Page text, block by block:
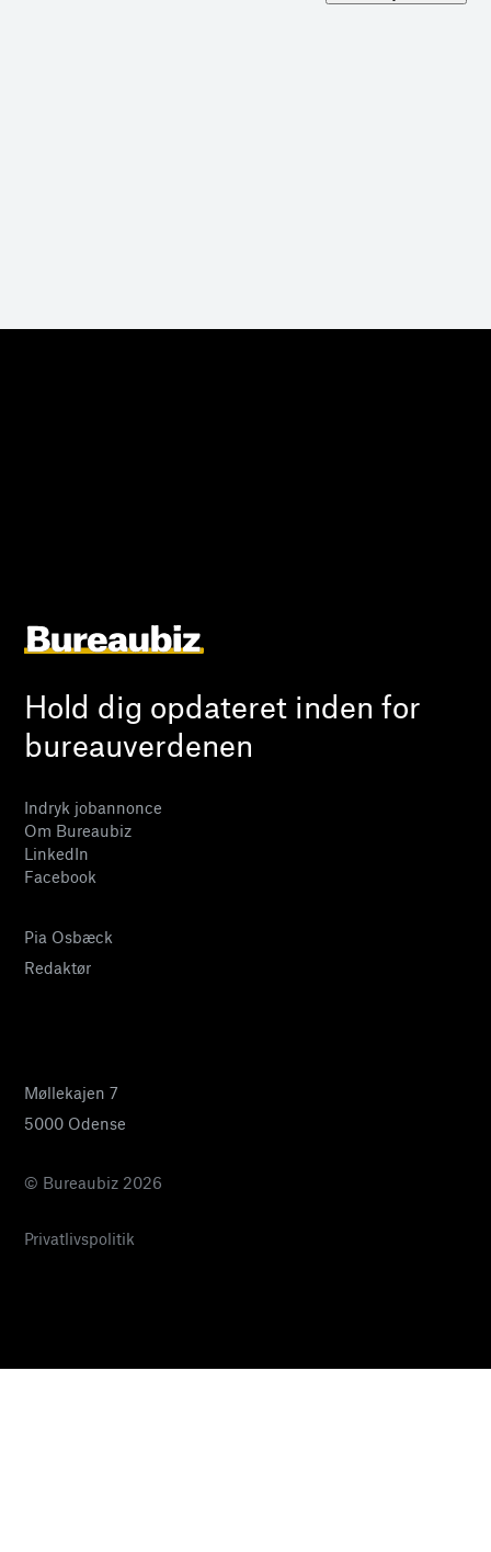
Hold dig opdateret inden for
bureauverdenen
Indryk jobannonce
Om Bureaubiz
LinkedIn
Facebook
Pia Osbæck
Redaktør
Møllekajen 7
5000 Odense
© Bureaubiz 2026
Privatlivspolitik